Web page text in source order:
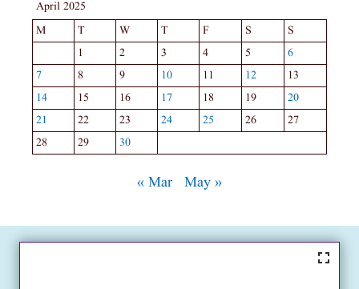
April 2025
M
T W T F S
S
1
2 3 4 5
6
7
8 9 10 11 12
13
14
15 16 17 18 19
20
21
22 23 24 25 26
27
28
29 30
« Mar May »